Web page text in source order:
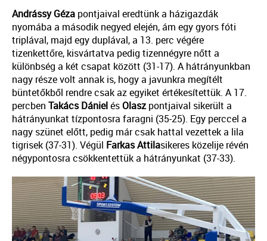
Andrássy Géza pontjaival eredtünk a házigazdák
nyomába a második negyed elején, ám egy gyors fóti
triplával, majd egy duplával, a 13. perc végére
tizenkettőre, kisvártatva pedig tizennégyre nőtt a
különbség a két csapat között (31-17). A hátrányunkban
nagy része volt annak is, hogy a javunkra megítélt
büntetőkből rendre csak az egyiket értékesítettük. A 17.
percben Takács DánielésOlaszpontjaival sikerült a
hátrányunkat tízpontosra faragni (35-25). Egy perccel a
nagy szünet előtt, pedig már csak hattal vezettek a lila
tigrisek (37-31). Végül FarkasAttilasikeres közelije révén
négypontosra csökkentettük a hátrányunkat (37-33).